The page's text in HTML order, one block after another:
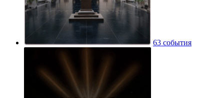
63 события